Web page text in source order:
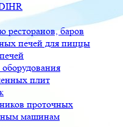
ресторанов, баров
печей для пиццы
плит
проточных
машинам